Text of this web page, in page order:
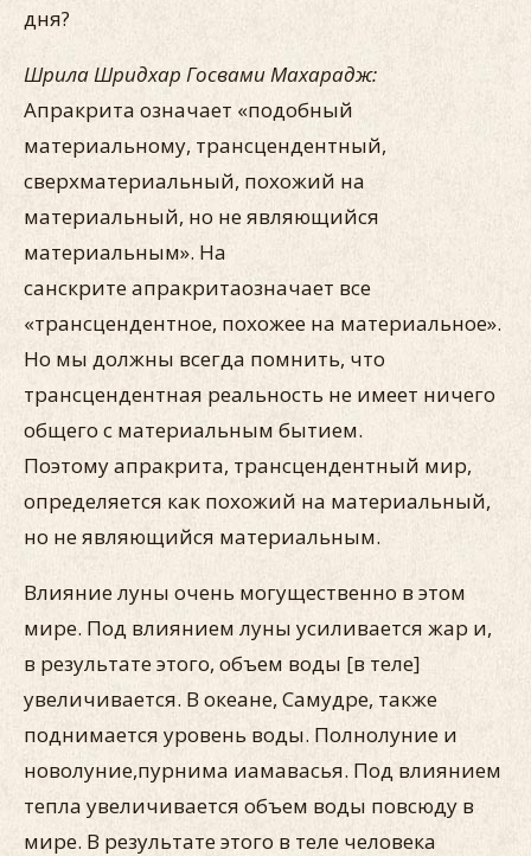
дня?
Шрила Шридхар Госвами Махарадж:
Апракрита означает «подобный
материальному, трансцендентный,
сверхматериальный, похожий на
материальный, но не являющийся
материальным». На
санскрите апракритаозначает все
«трансцендентное, похожее на материальное».
Но мы должны всегда помнить, что
трансцендентная реальность не имеет ничего
общего с материальным бытием.
Поэтому апракрита, трансцендентный мир,
определяется как похожий на материальный,
но не являющийся материальным.
Влияние луны очень могущественно в этом
мире. Под влиянием луны усиливается жар и,
в результате этого, объем воды [в теле]
увеличивается. В океане, Самудре, также
поднимается уровень воды. Полнолуние и
новолуние,пурнима иамавасья. Под влиянием
тепла увеличивается объем воды повсюду в
мире. В результате этого в теле человека